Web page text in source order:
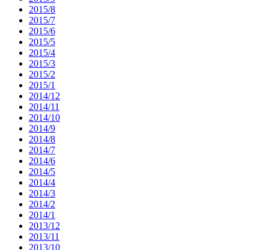
2015/8
2015/7
2015/6
2015/5
2015/4
2015/3
2015/2
2015/1
2014/12
2014/11
2014/10
2014/9
2014/8
2014/7
2014/6
2014/5
2014/4
2014/3
2014/2
2014/1
2013/12
2013/11
2013/10